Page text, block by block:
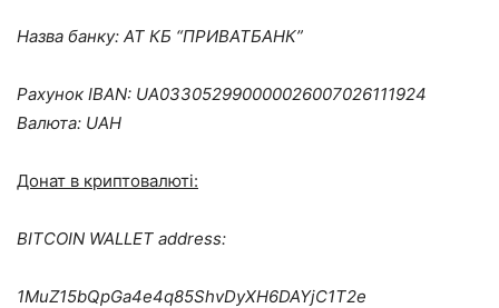
Назва банку: АТ КБ “ПРИВАТБАНК”
Рахунок IBAN: UA033052990000026007026111924
Валюта: UAH
Донат в криптовалюті:
BITCOIN WALLET address:
1MuZ15bQpGa4e4q85ShvDyXH6DAYjC1T2e